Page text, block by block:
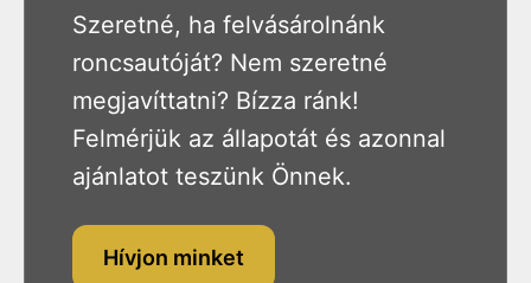
Szeretné, ha felvásárolnánk
roncsautóját? Nem szeretné
megjavíttatni? Bízza ránk!
Felmérjük az állapotát és azonnal
ajánlatot teszünk Önnek.
Hívjon minket